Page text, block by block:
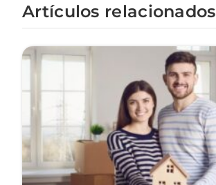
Artículos relacionados